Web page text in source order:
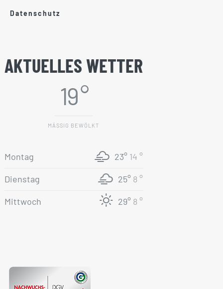
Datenschutz
AKTUELLES WETTER
19 °
MÄSSIG BEWÖLKT
Montag 23° 14 °
Dienstag 25° 8 °
Mittwoch 29° 8 °